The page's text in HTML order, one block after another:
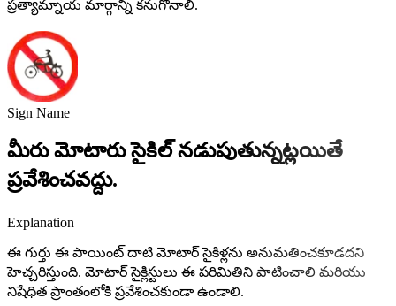
ప్రత్యామ్నాయ మార్గాన్ని కనుగొనాలి.
Sign Name
మీరు మోటారు సైకిల్ నడుపుతున్నట్లయితే
ప్రవేశించవద్దు.
Explanation
ఈ గుర్తు ఈ పాయింట్ దాటి మోటార్ సైకిళ్లను అనుమతించకూడదని
హెచ్చరిస్తుంది. మోటార్ సైక్లిస్టులు ఈ పరిమితిని పాటించాలి మరియు
నిషేధిత ప్రాంతంలోకి ప్రవేశించకుండా ఉండాలి.